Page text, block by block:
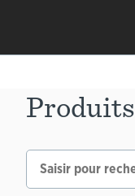
Produits